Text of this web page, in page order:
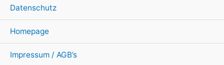
Datenschutz
Homepage
Impressum / AGB’s